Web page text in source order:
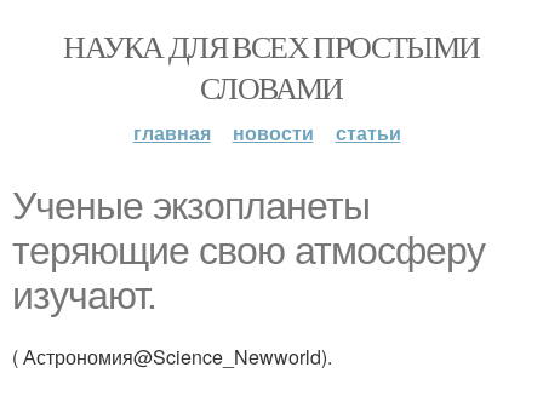
НАУКА ДЛЯ ВСЕХ ПРОСТЫМИ
СЛОВАМИ
главная новости статьи
Ученые экзопланеты
теряющие свою атмосферу
изучают.
( Астрономия@Science_Newworld).